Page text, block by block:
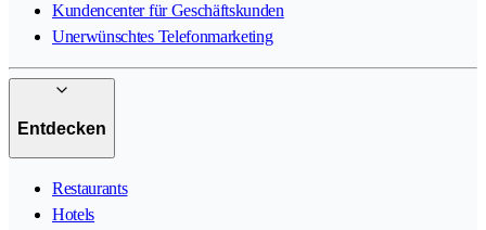
Kundencenter für Geschäftskunden
Unerwünschtes Telefonmarketing
Entdecken
Restaurants
Hotels